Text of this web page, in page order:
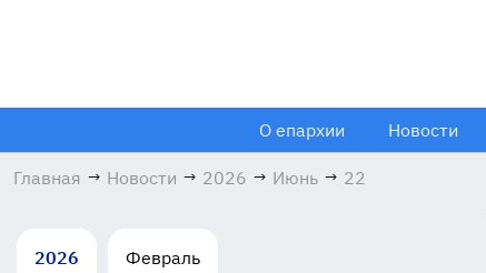
О епархии Новости
Главная → Новости → 2026 → Июнь → 22
2026
Февраль